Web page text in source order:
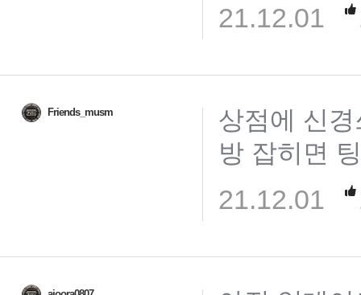
21.12.01
Friends_musm
상점에 신
방 잡히면
21.12.01